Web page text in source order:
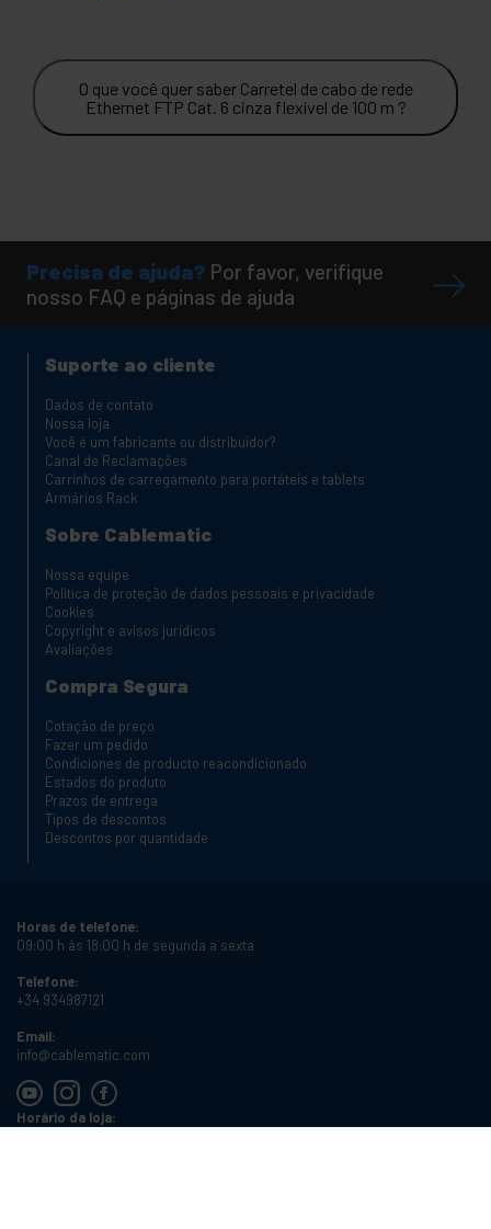
O que você quer saber Carretel de cabo de rede
Ethernet FTP Cat. 6 cinza flexível de 100 m ?
Precisa de ajuda? Por favor, verifique
nosso FAQ e páginas de ajuda
Suporte ao cliente
Dados de contato
Nossa loja
Você é um fabricante ou distribuidor?
Canal de Reclamações
Carrinhos de carregamento para portáteis e tablets
Armários Rack
Sobre Cablematic
Nossa equipe
Política de proteção de dados pessoais e privacidade
Cookies
Copyright e avisos jurídicos
Avaliações
Compra Segura
Cotação de preço
Fazer um pedido
Condiciones de producto reacondicionado
Estados do produto
Prazos de entrega
Tipos de descontos
Descontos por quantidade
Horas de telefone:
09:00 h às 18:00 h de segunda a sexta
Telefone:
+34 934987121
Email:
info@cablematic.com
Horário da loja: